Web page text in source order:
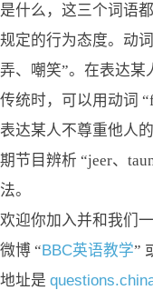
是什么，这三个词语
规定的行为态度。动
弄、嘲笑”。在表达某
传统时，可以用动词
表达某人不尊重他人
期节目辨析 “jeer、
法。
欢迎你加入并和我们
微博 “BBC英语教学”
地址是